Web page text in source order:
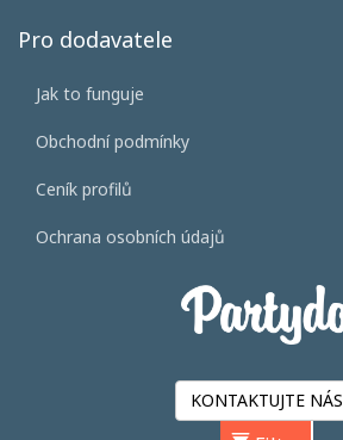
Pro dodavatele
Jak to funguje
Obchodní podmínky
Ceník profilů
Ochrana osobních údajů
KONTAKTUJTE NÁS